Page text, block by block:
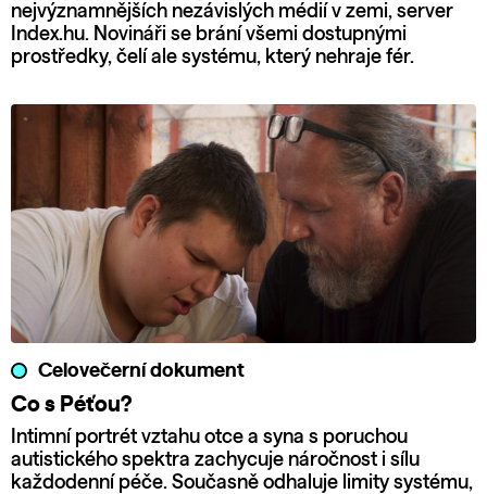
nejvýznamnějších nezávislých médií v zemi, server
Index.hu. Novináři se brání všemi dostupnými
prostředky, čelí ale systému, který nehraje fér.
Celovečerní dokument
Co s Péťou?
Intimní portrét vztahu otce a syna s poruchou
autistického spektra zachycuje náročnost i sílu
každodenní péče. Současně odhaluje limity systému,